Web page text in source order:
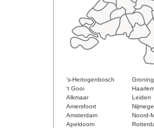
's-Hertogenbosch
't Gooi
Haarlem
Alkmaar
Leiden
Amersfoort
Amsterdam
Noord-
Apeldoorn